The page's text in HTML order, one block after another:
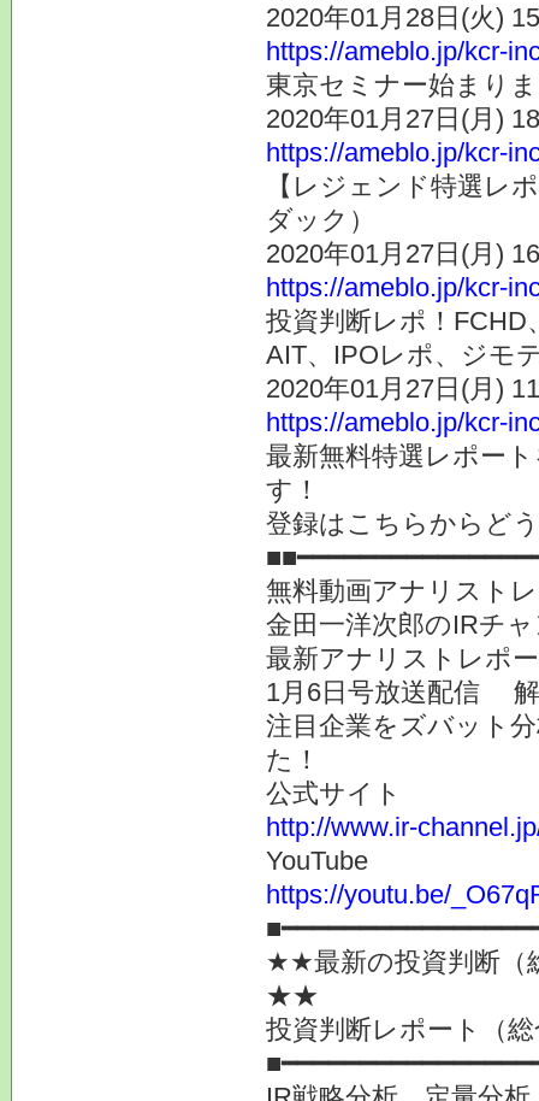
2020年01月28日(火)
https://ameblo.jp/kcr-
東京セミナー始まり
2020年01月27日(月)
https://ameblo.jp/kcr-
【レジェンド特選レ
ダック）
2020年01月27日(月)
https://ameblo.jp/kcr-
投資判断レポ！FCHD
AIT、IPOレポ、ジモ
2020年01月27日(月)
https://ameblo.jp/kcr-
最新無料特選レポー
す！
登録はこちらからど
無料動画アナリスト
金田一洋次郎のIRチ
最新アナリストレポ
1月6日号放送配信
注目企業をズバット
た！
公式サイト
http://www.ir-
YouTube
https://youtu.be/
★★最新の投資判断（
★★
投資判断レポート（